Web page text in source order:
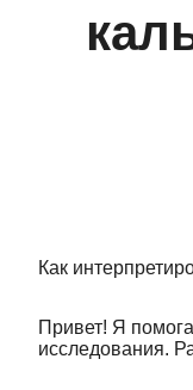
Как
Привет! Я
исследования.